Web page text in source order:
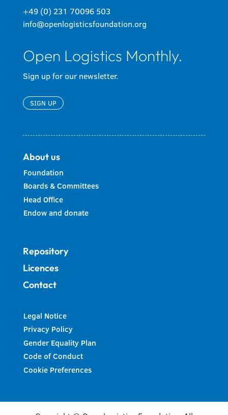
+49 (0) 231 70096 503
info@openlogisticsfoundation.org
Open Logistics Monthly.
Sign up for our newsletter.
SIGN UP
About us
Foundation
Boards & Committees
Head Office
Endow and donate
Repository
Licences
Contact
Legal Notice
Privacy Policy
Gender Equality Plan
Code of Conduct
Cookie Preferences